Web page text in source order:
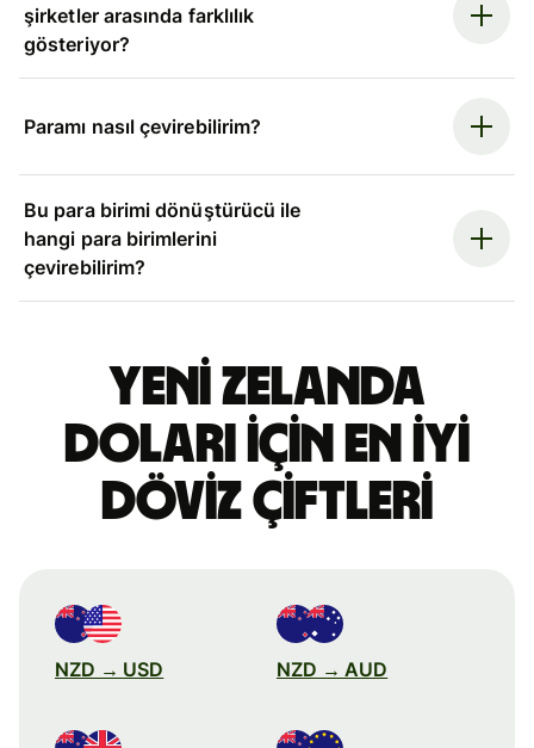
şirketler arasında farklılık
gösteriyor?
Paramı nasıl çevirebilirim?
Bu para birimi dönüştürücü ile
hangi para birimlerini
çevirebilirim?
Yeni Zelanda
doları için en iyi
döviz çiftleri
NZD → USD NZD → AUD